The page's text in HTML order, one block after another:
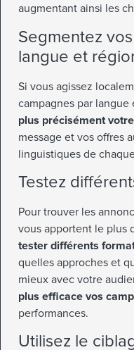
augmentant ainsi les
Segmentez
langue et
Si vous agissez
campagnes par
plus précisément
message et vos offres
linguistiques de
Testez
Pour trouver les
vous apportent le plus
tester différents
quelles approches et
mieux avec votre
plus efficace vos
performances.
Utilisez le